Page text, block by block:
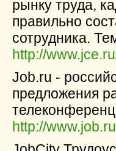
рынку труда,
правильно
сотрудника.
http://
Job.ru -
предложения
http://